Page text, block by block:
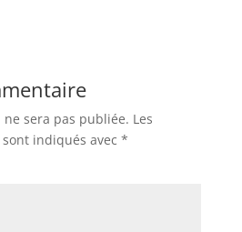
sera pas publiée. Les
indiqués avec *